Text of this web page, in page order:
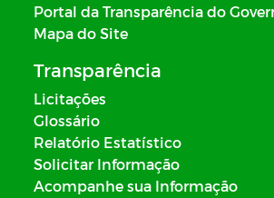
Portal da Transparência do
Mapa do Site
Transparência
Licitações
Glossário
Relatório Estatístico
Solicitar Informação
Acompanhe sua Informação